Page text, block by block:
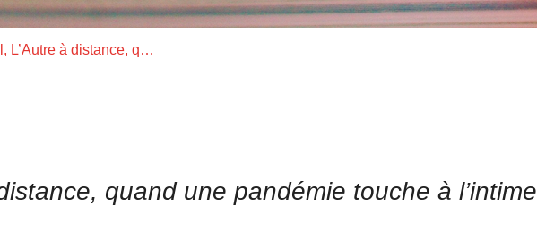
Anne Muxel, L’Autre à distance, quand une pandémie touche à l’intime
quand une pandémie touche à l’intime